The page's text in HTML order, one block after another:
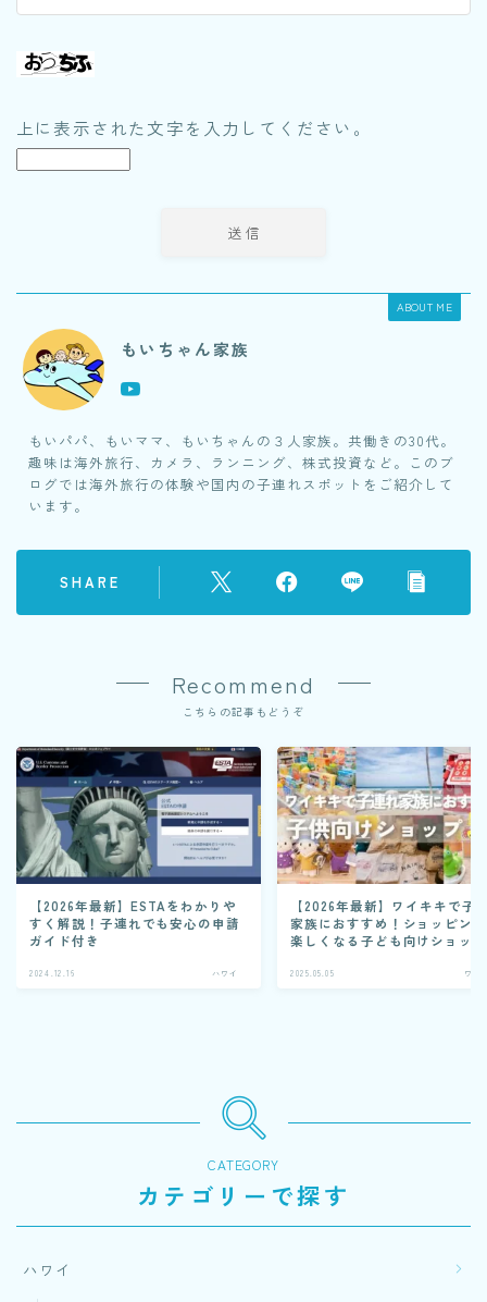
上に表示された文字を入力してください。
ABOUT ME
もいちゃん家族
もいパパ、もいママ、もいちゃんの３人家族。共働きの30代。
趣味は海外旅行、カメラ、ランニング、株式投資など。このブ
ログでは海外旅行の体験や国内の子連れスポットをご紹介して
います。
SHARE
Recommend
こちらの記事もどうぞ
【2026年最新】ESTAをわかりや
すく解説！子連れでも安心の申請
ガイド付き
2024.12.16 ハワイ
【2026年最新】ワイキキで子
家族におすすめ！ショッピン
楽しくなる子ども向けショッ
2025.05.05 ワイ
CATEGORY
カテゴリーで探す
ハワイ